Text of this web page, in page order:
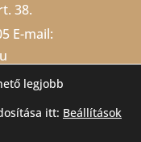
38.
E-mail:
10200823-
legjobb
itt: Beállítások